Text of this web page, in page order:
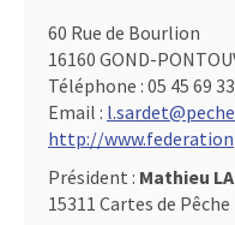
60 Rue de Bourlion
16160 GOND-
Téléphone : 05 45 69
Email :
http://
Président : Mathieu
15311 Cartes de Pêche